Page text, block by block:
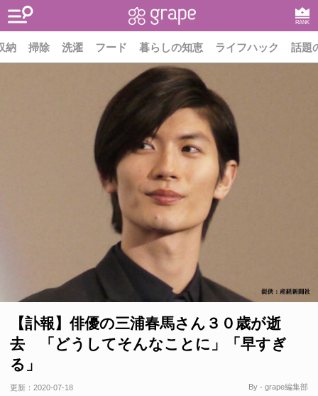
RANK
納 掃除 洗濯 フード 暮らしの知恵 ライフハック 話題
【訃報】俳優の三浦春馬さん３０歳が逝
去 「どうしてそんなことに」「早すぎ
る」
更新： 2020-07-18 By - grape編集部